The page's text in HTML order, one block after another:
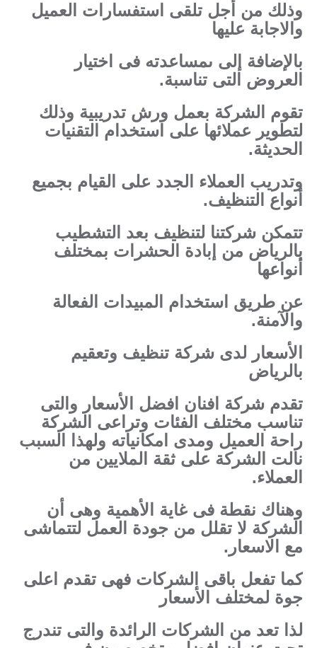
وذلك من أجل تلقى استفسارات العميل
والاجابة عليها
بالإضافة إلى ىمساعدته فى اختيار
العروض التى تناسبة.
تقوم الشركة بعمل ورش تدريبية وذلك
لتطوير عملائها على استخدام التقنيات
الحديثة.
وتدريب العملاء الجدد على القيام بجميع
أنواع التنظيف.
تتمكن شركتنا لتنظيف بعد التشطيب
بالرياض من إبادة الحشرات بمختلف
أنواعها
عن طريق استخدام المبيدات الفعالة
والآمنة.
الأسعار لدى شركة تنظيف وتعقيم
بالرياض
تقدم شركة افنان افضل الأسعار والتى
تناسب مختلف الفئات وتراعى الشركة
راحة العميل ومدى امكانياته ولهذا السبب
نالت الشركة على ثقة الملايين من
العملاء.
وهناك نقطة فى غاية الأهمية وهى أن
الشركة لا تقلل من جودة العمل لتتماشى
مع الاسعار.
كما تفعل باقى الشركات فهى تقدم اعلى
جوة لمختلف الأسعار
لذا تعد من الشركات الرائدة والتى تندرج